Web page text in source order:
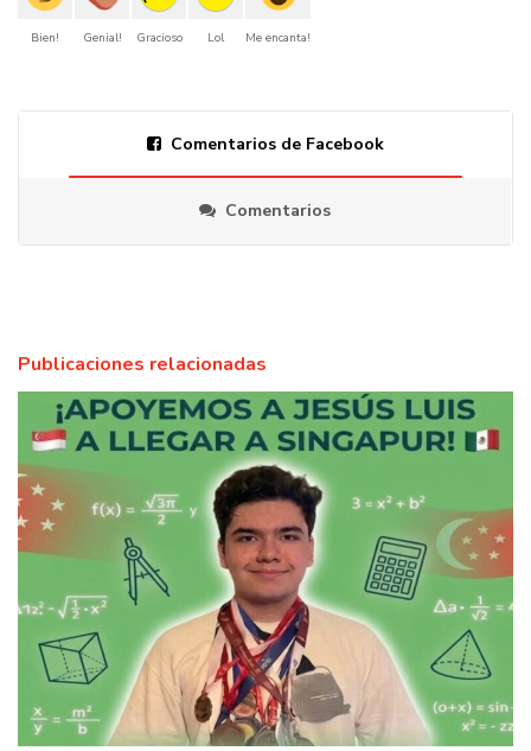
Bien! Genial! Gracioso Lol Me encanta!
Comentarios de Facebook
Comentarios
Publicaciones relacionadas